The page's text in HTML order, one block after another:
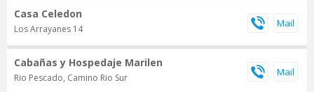
Casa Celedon
Los Arrayanes 14
Cabañas y Hospedaje Marilen
Rio Pescado, Camino Rio Sur